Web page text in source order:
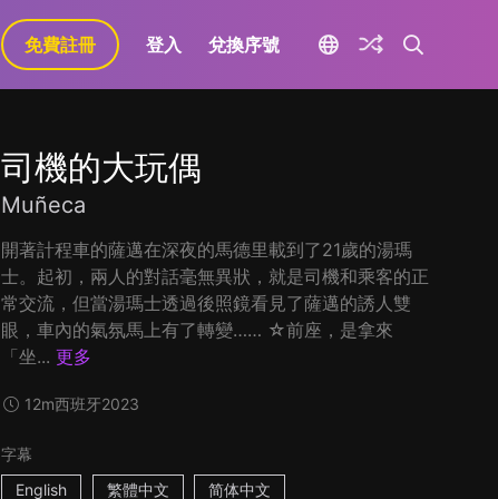
免費註冊 登入 兌換序號
司機的大玩偶
Muñeca
開著計程車的薩邁在深夜的馬德里載到了21歲的湯瑪
士。起初，兩人的對話毫無異狀，就是司機和乘客的正
常交流，但當湯瑪士透過後照鏡看見了薩邁的誘人雙
眼，車內的氣氛馬上有了轉變…… ☆前座，是拿來
「坐... 更多
12m西班牙2023
字幕
English
繁體中文 简体中文